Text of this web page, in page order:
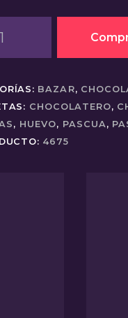
BAZAR,
CHOCOLATERO,
, HUEVO, PASCUA,
4675